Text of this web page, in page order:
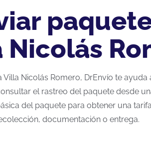
Nicolás
Villa Nicolás Romero, DrEnvío te
el rastreo del paquete desde
del paquete para obtener una
documentación o entrega.